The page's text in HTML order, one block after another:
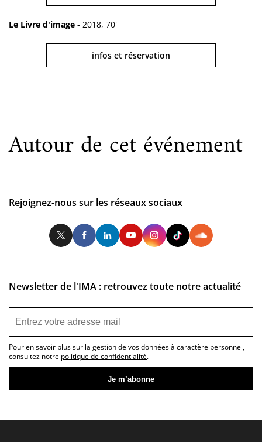
Le Livre d'image - 2018, 70'
infos et réservation
Autour de cet événement
Rejoignez-nous sur les réseaux sociaux
TwitterFacebookLinkedInYoutubeInstagram
Newsletter de l'IMA : retrouvez toute notre actualité
Pour en savoir plus sur la gestion de vos données à caractère personnel,
consultez notre politique de confidentialité.